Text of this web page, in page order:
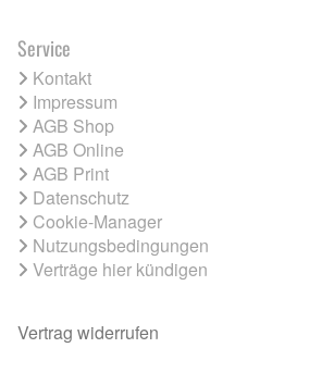
Service
Kontakt
Impressum
AGB Shop
AGB Online
AGB Print
Datenschutz
Cookie-Manager
Nutzungsbedingungen
Verträge hier kündigen
Vertrag widerrufen